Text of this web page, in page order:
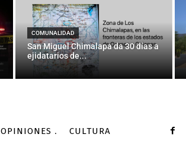
COMUNALIDAD
San Miguel Chimalapa da 30 días a
ejidatarios de...
OPINIONES CULTURA